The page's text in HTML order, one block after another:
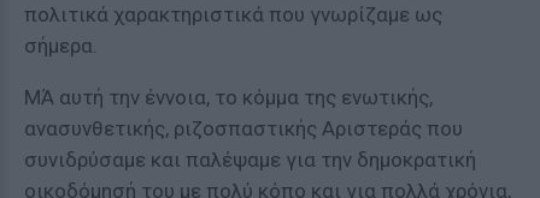
πολιτικά χαρακτηριστικά που γνωρίζαμε ως
σήμερα.
ΜΆ αυτή την έννοια, το κόμμα της ενωτικής,
ανασυνθετικής, ριζοσπαστικής Αριστεράς που
συνιδρύσαμε και παλέψαμε για την δημοκρατική
οικοδόμησή του με πολύ κόπο και για πολλά χρόνια,